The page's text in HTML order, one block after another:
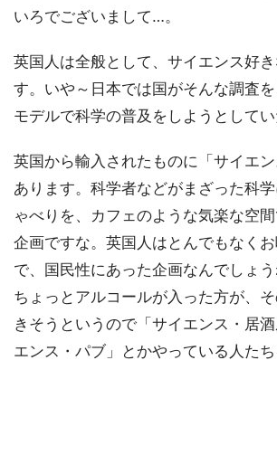
いろでございまして…。
英国人は全般として、サイエンス好
す。いや～日本では国がそんな調査
モデルで科学の普及をしようとしてい
英国から輸入されたものに「サイエ
あります。科学者などがまざった科
ゃべりを、カフェのような気楽な空
企画ですな。英国人はとんでもなく
で、国民性にあった企画なんでしょ
ちょっとアルコールが入った方が、
きそうというので「サイエンス・居
エンス・パブ」とかやっている人たち